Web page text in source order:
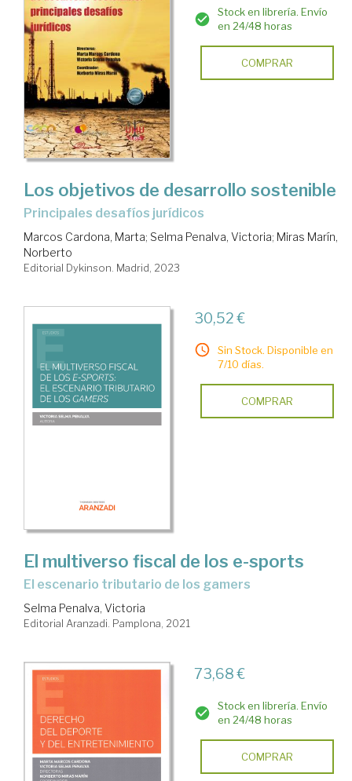
Stock en librería. Envío
en 24/48 horas
COMPRAR
Los objetivos de desarrollo sostenible
principales desafíos jurídicos
Marcos Cardona, Marta; Selma Penalva, Victoria; Miras Marín,
Norberto
Editorial Dykinson. Madrid, 2023
30,52 €
Sin Stock. Disponible en
7/10 días.
COMPRAR
El multiverso fiscal de los e-sports
el escenario tributario de los gamers
Selma Penalva, Victoria
Editorial Aranzadi. Pamplona, 2021
73,68 €
Stock en librería. Envío
en 24/48 horas
COMPRAR